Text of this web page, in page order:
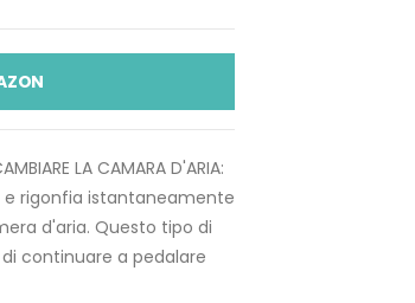
LA CAMARA D'ARIA:
rigonfia istantaneamente
d'aria. Questo tipo di
continuare a pedalare